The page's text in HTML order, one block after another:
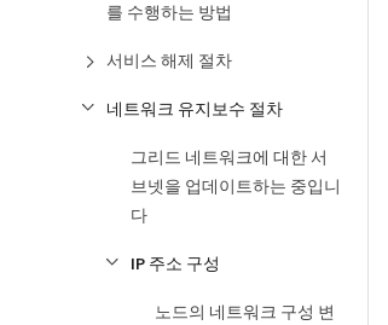
를 수행하는 방법
서비스 해제 절차
네트워크 유지보수 절차
그리드 네트워크에 대한 서
브넷을 업데이트하는 중입니
다
IP 주소 구성
노드의 네트워크 구성 변